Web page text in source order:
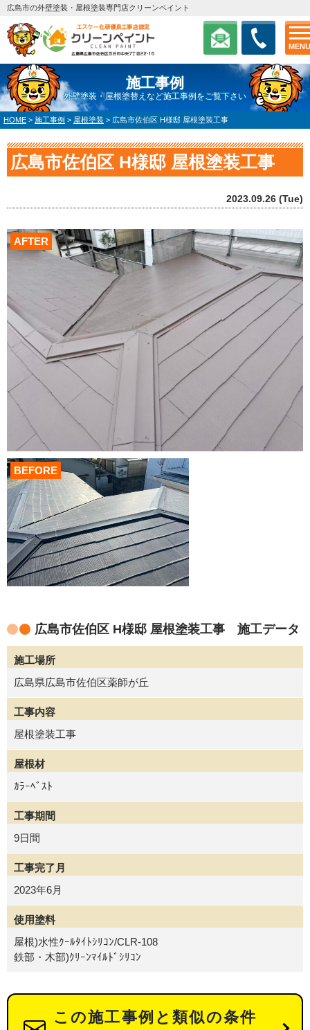
MENU
広島市の外壁塗装・屋根塗装専門店クリーンペイント
施工事例
外壁塗装・屋根塗替えなど施工事例をご覧下さい
HOME > 施工事例 > 屋根塗装 > 広島市佐伯区 H様邸 屋根塗装工事
広島市佐伯区 H様邸 屋根塗装工事
2023.09.26 (Tue)
AFTER
BEFORE
広島市佐伯区 H様邸 屋根塗装工事 施工データ
施工場所
広島県広島市佐伯区薬師が丘
工事内容
屋根塗装工事
屋根材
ｶﾗｰﾍﾞｽﾄ
工事期間
9日間
工事完了月
2023年6月
使用塗料
屋根)水性ｸｰﾙﾀｲﾄｼﾘｺﾝ/CLR-108
鉄部・木部)ｸﾘｰﾝﾏｲﾙﾄﾞｼﾘｺﾝ
この施工事例と類似の条件